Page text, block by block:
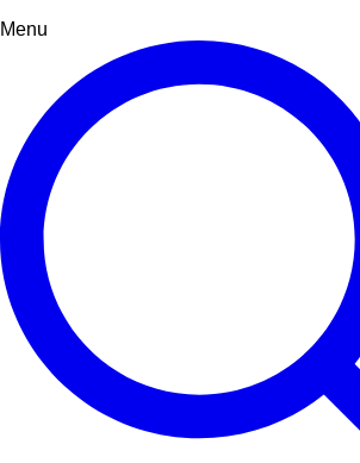
Menu